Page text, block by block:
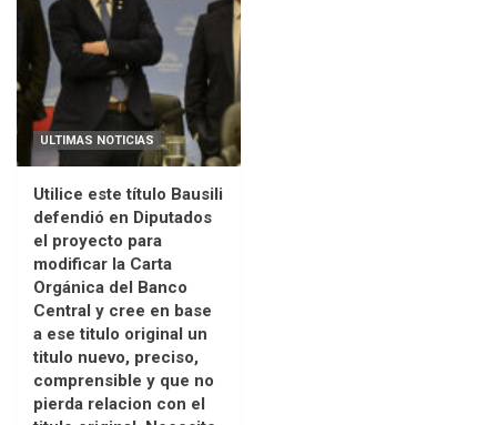
ULTIMAS NOTICIAS
Utilice este título Bausili
defendió en Diputados
el proyecto para
modificar la Carta
Orgánica del Banco
Central y cree en base
a ese titulo original un
titulo nuevo, preciso,
comprensible y que no
pierda relacion con el